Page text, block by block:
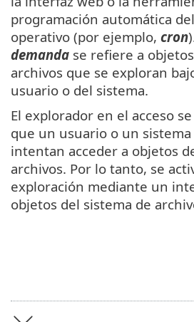
programación automática
operativo (por ejemplo, cron
demanda se refiere a
archivos que se exploran
usuario o del sistema.
El explorador en el acceso
que un usuario o un
intentan acceder a objetos
archivos. Por lo tanto, se
exploración mediante un
objetos del sistema de